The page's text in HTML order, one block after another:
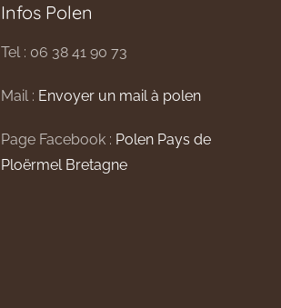
Infos Polen
Tel : 06 38 41 90 73
Mail : Envoyer un mail à polen
Page Facebook : Polen Pays de
Ploërmel Bretagne